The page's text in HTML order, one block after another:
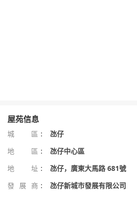
屋苑信息
城區 : 氹仔
地區 :
氹仔中心區
地址 :
氹仔，廣東大馬路 681號
發展商 :
氹仔新城市發展有限公司